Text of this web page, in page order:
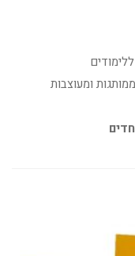
ממותגות ומעוצבות